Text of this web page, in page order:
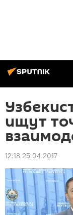
ищут
12:18 25.04.2017